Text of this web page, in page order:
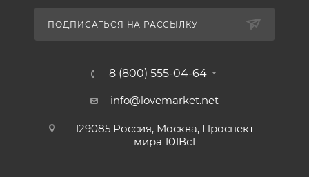
ПОДПИСАТЬСЯ НА РАССЫЛКУ
8 (800) 555-04-64
info@lovemarket.net
129085 Россия, Москва, Проспект
мира 101Вс1